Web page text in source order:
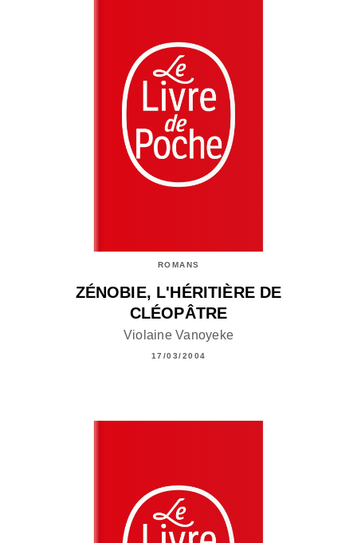
ROMANS
ZÉNOBIE, L'HÉRITIÈRE DE
CLÉOPÂTRE
Violaine Vanoyeke
17/03/2004